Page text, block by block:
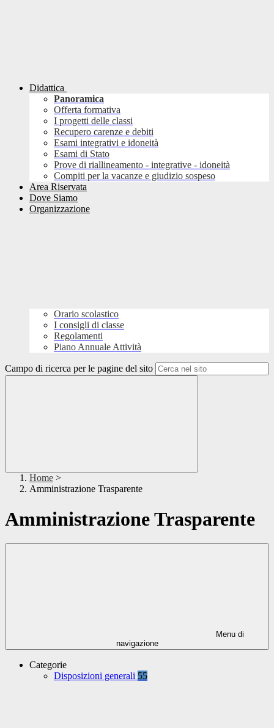
Didattica
Panoramica
Offerta formativa
I progetti delle classi
Recupero carenze e debiti
Esami integrativi e idoneità
Esami di Stato
Prove di riallineamento - integrative - idoneità
Compiti per la vacanze e giudizio sospeso
Area Riservata
Dove Siamo
Organizzazione
Orario scolastico
I consigli di classe
Regolamenti
Piano Annuale Attività
Campo di ricerca per le pagine del sito
Home >
Amministrazione Trasparente
Amministrazione Trasparente
Menu di
navigazione
Categorie
Disposizioni generali 55